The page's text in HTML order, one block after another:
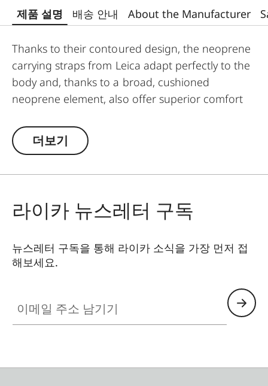
제품 설명 배송 안내 About the Manufacturer
Thanks to their contoured design, the neoprene
carrying straps from Leica adapt perfectly to the
body and, thanks to a broad, cushioned
neoprene element, also offer superior comfort
rubber-like lining guarantees ideal grip on the
shoulder and prevents binoculars slipping when
더보기
라이카 뉴스레터 구독
뉴스레터 구독을 통해 라이카 소식을 가장 먼저 접
해보세요.